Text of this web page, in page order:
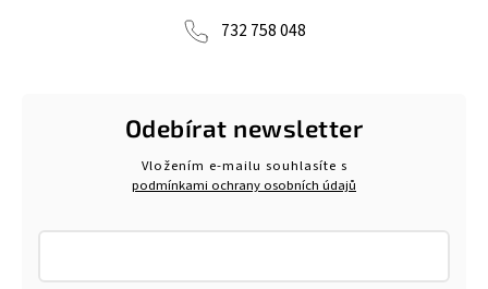
732 758 048
Odebírat newsletter
Vložením e-mailu souhlasíte s
podmínkami ochrany osobních údajů